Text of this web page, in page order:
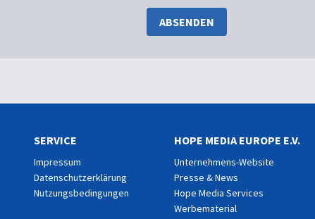
ABSENDEN
SERVICE
Impressum
Datenschutzerklärung
Nutzungsbedingungen
HOPE MEDIA EUROPE E.V.
Unternehmens-Website
Presse & News
Hope Media Services
Werbematerial